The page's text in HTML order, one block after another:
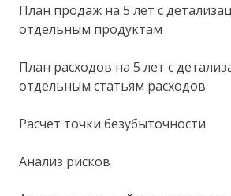
План продаж на 5 лет с
отдельным продуктам
План расходов на 5 лет с
отдельным статьям расходов
Расчет точки безубыточности
Анализ рисков